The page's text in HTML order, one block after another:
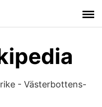
- Västerbottens-